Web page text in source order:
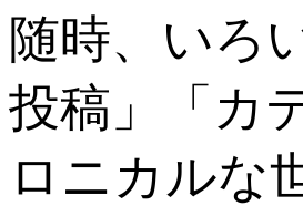
随時、いろ
投稿」「カ
ロニカルな